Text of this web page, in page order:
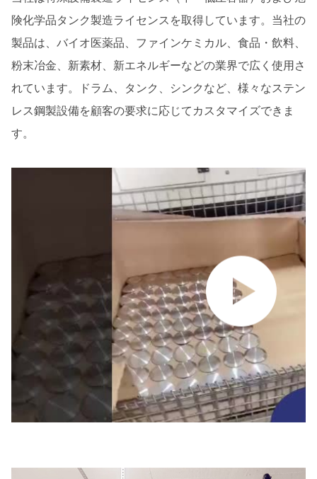
険化学品タンク製造ライセンスを取得しています。当社の
製品は、バイオ医薬品、ファインケミカル、食品・飲料、
粉末冶金、新素材、新エネルギーなどの業界で広く使用さ
れています。ドラム、タンク、シンクなど、様々なステン
レス鋼製設備を顧客の要求に応じてカスタマイズできま
す。